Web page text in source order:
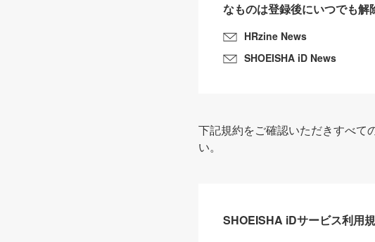
なものは登録後にいつでも解
HRzine News
SHOEISHA iD News
下記規約をご確認いただきすべて
い。
SHOEISHA iDサービス利用